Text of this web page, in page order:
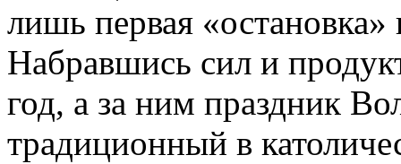
лишь первая
Набравшись сил и
год, а за ним праздник
традиционный в